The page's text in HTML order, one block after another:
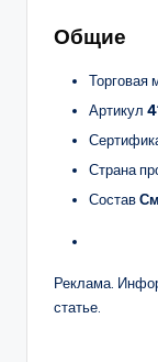
Общие
Торговая
Артикул
Страна
Состав
Реклама.
статье.